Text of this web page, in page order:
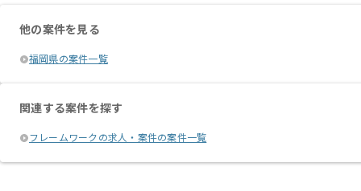
他の案件を見る
福岡県の案件一覧
関連する案件を探す
フレームワークの求人・案件の案件一覧